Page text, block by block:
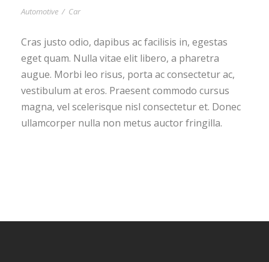
Automotive / Car
Cras justo odio, dapibus ac facilisis in, egestas
eget quam. Nulla vitae elit libero, a pharetra
augue. Morbi leo risus, porta ac consectetur ac,
vestibulum at eros. Praesent commodo cursus
magna, vel scelerisque nisl consectetur et. Donec
ullamcorper nulla non metus auctor fringilla.